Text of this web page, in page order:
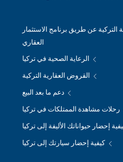
عن طريق برنامج الاستثمار
العقاري
الرعاية الصحية في تركيا
القروض العقارية التركية
دعم ما بعد البيع
رحلات مشاهدة الممتلكات في تركيا
إحضار حيواناتك الأليفة إلى تركيا
كيفية إحضار سيارتك إلى تركيا